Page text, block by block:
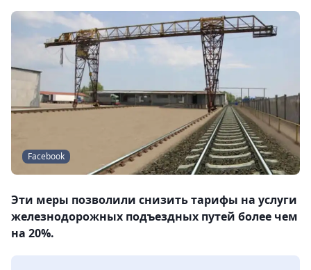
Facebook
Эти меры позволили снизить тарифы на услуги
железнодорожных подъездных путей более чем
на 20%.